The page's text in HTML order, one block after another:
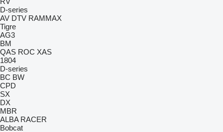
D-series
AV DTV RAMMAX
Tigre
AG3
BM
QAS ROC XAS
1804
D-series
BC BW
CPD
SX
DX
MBR
ALBA RACER
Bobcat